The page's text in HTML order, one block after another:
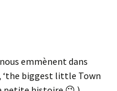
emmènent dans
‘the biggest little Town